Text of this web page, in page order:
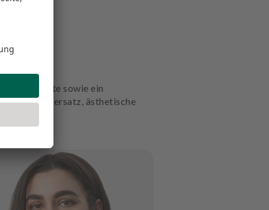
Zahnärzte sowie ein
Zahnersatz, ästhetische